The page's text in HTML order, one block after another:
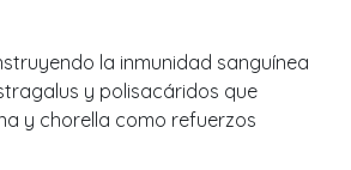
la inmunidad sanguínea
y polisacáridos que
y chorella como refuerzos